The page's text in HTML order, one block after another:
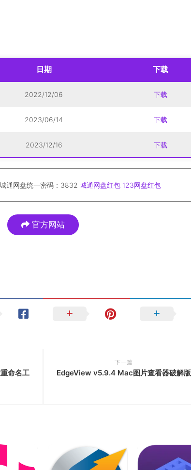
日期 下载
2022/12/06 下载
2023/06/14 下载
2023/12/16 下载
通网盘统一密码：3832 城通网盘红包 123网盘红包
官方网站
下一篇
EdgeView v5.9.4 Mac图片查看器破解版
命名工